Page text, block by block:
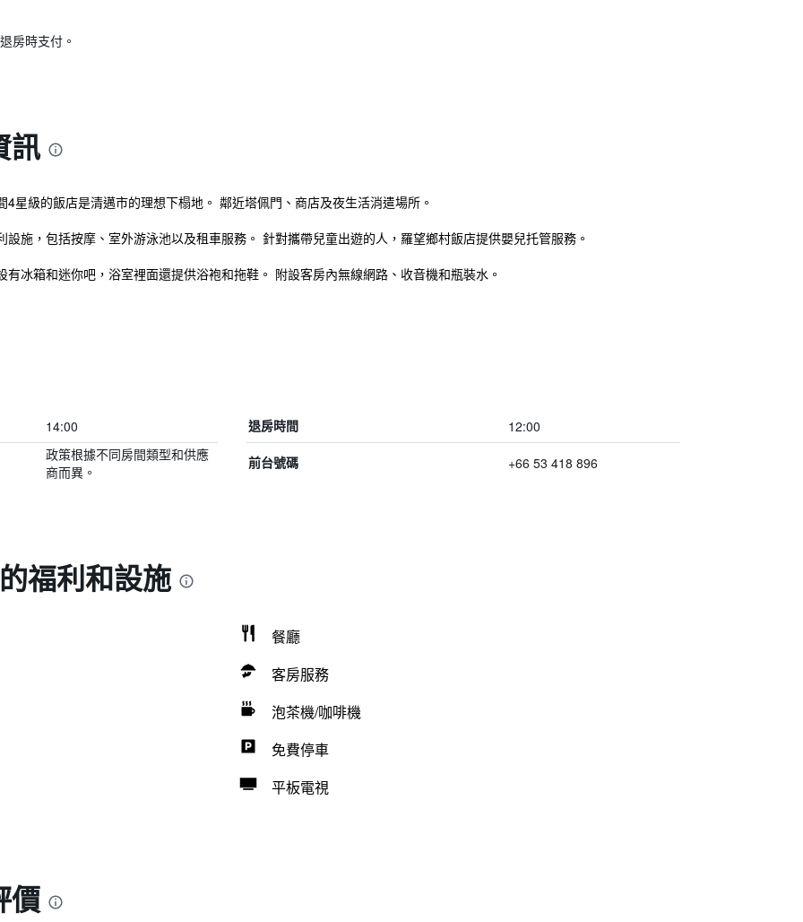
房時支付。
訊
星級的飯店是清邁市的理想下榻地。 鄰近塔佩門、商店及夜生活消遣場所。
施，包括按摩、室外游泳池以及租車服務。 針對攜帶兒童出遊的人，羅望鄉村飯店提供嬰兒托管服務。
冰箱和迷你吧，浴室裡面還提供浴袍和拖鞋。 附設客房內無線網路、收音機和瓶裝水。
14:00 退房時間 12:00
政策根據不同房間類型和供應
商而異。
前台號碼 +66 53 418 896
福利和設施
餐廳
客房服務
泡茶機/咖啡機
免費停車
平板電視
價